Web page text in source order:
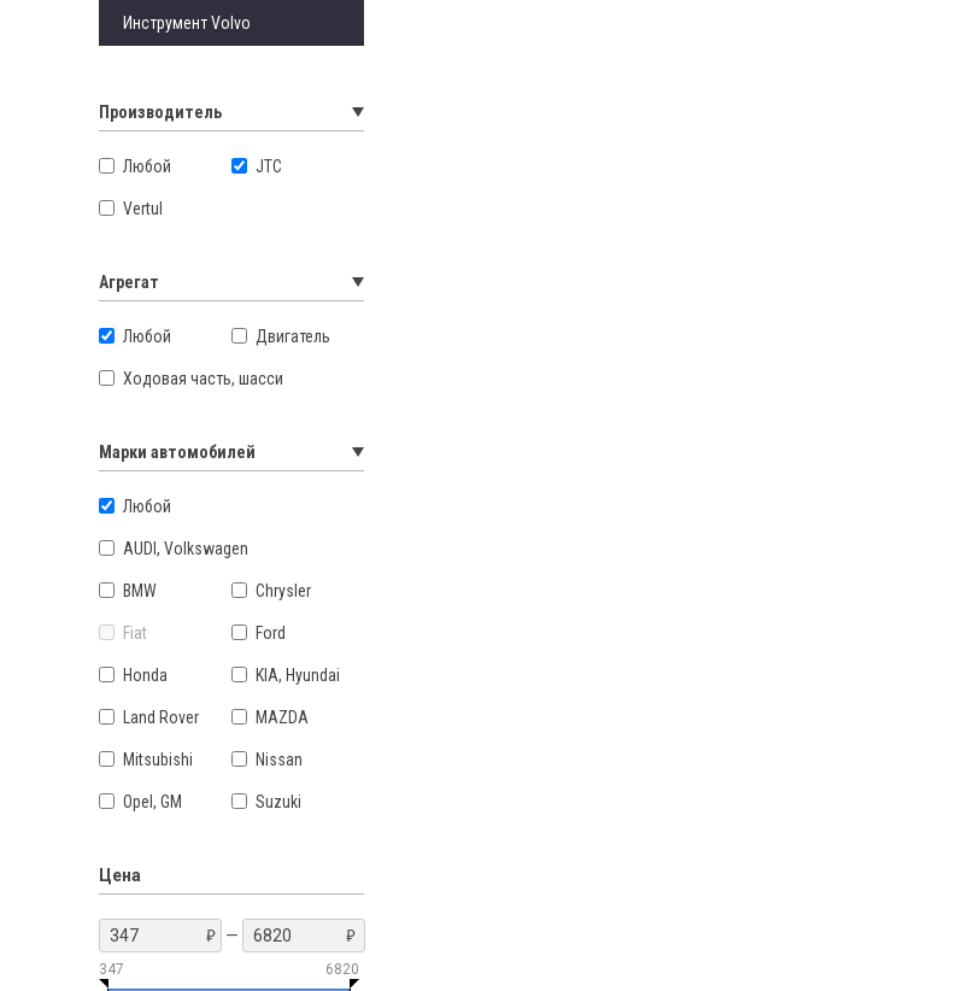
Инструмент Volvo
Производитель
Любой JTC
Vertul
Агрегат
Любой Двигатель
Ходовая часть, шасси
Марки автомобилей
Любой
AUDI, Volkswagen
BMW Chrysler
Fiat Ford
Honda KIA, Hyundai
Land Rover MAZDA
Mitsubishi Nissan
Opel, GM Suzuki
Цена
—
347 6820